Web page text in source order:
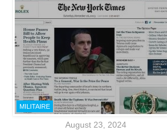
MILITAIRE
August 23, 2024